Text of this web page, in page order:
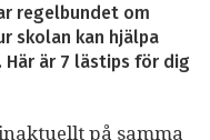
regelbundet om
skolan kan hjälpa
Här är 7 lästips för dig
på samma